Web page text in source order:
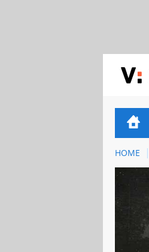
HOME